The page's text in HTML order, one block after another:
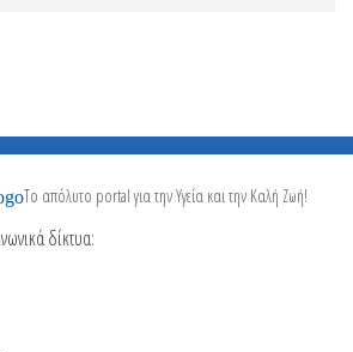
Το απόλυτο portal για την Υγεία και την Καλή Ζωή!
δίκτυα: